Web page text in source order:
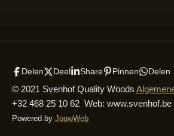
Delen Deel Share Pinnen Delen
© 2021 Svenhof Quality Woods
+32 468 25 10 62 Web: www.svenhof.be
Powered by JouwWeb